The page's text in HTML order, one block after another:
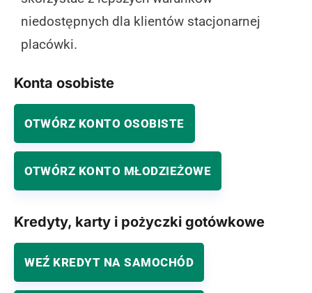
niedostępnych dla klientów stacjonarnej
placówki.
Konta osobiste
OTWÓRZ KONTO OSOBISTE
OTWÓRZ KONTO MŁODZIEŻOWE
Kredyty, karty i pożyczki gotówkowe
WEŹ KREDYT NA SAMOCHÓD